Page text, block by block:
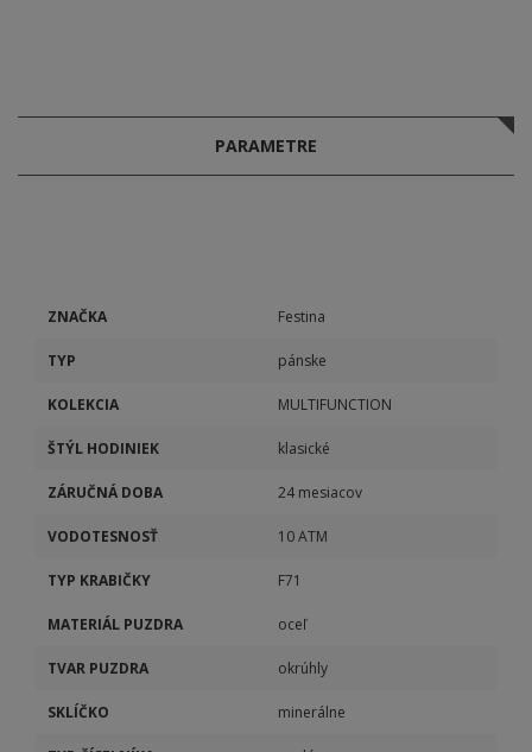
PARAMETRE
ZNAČKA Festina
TYP pánske
KOLEKCIA MULTIFUNCTION
ŠTÝL HODINIEK klasické
ZÁRUČNÁ DOBA 24 mesiacov
VODOTESNOSŤ 10 ATM
TYP KRABIČKY F71
MATERIÁL PUZDRA oceľ
TVAR PUZDRA okrúhly
SKLÍČKO minerálne